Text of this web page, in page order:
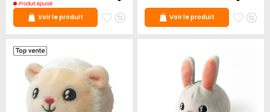
Produit épuisé
Voir le produit
AjouterAjouter
Voir le produit